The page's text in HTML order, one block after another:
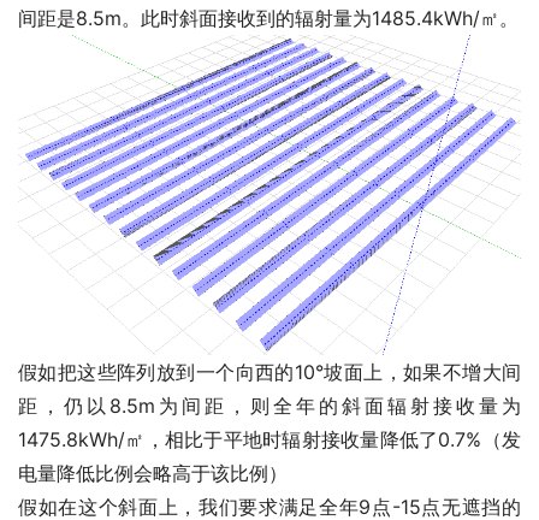
间距是8.5m。此时斜面接收到的辐射量为1485.4kWh/㎡。
假如把这些阵列放到一个向西的10°坡面上，如果不增大间
距，仍以8.5m为间距，则全年的斜面辐射接收量为
1475.8kWh/㎡，相比于平地时辐射接收量降低了0.7%（发
电量降低比例会略高于该比例）
假如在这个斜面上，我们要求满足全年9点-15点无遮挡的